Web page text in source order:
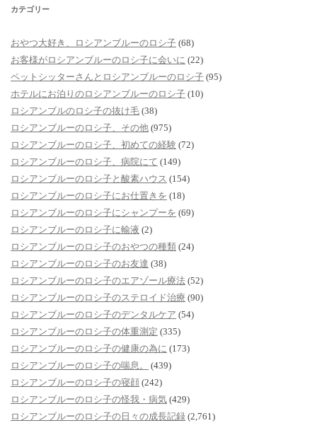
カテゴリー
おやつ大好き、ロシアンブルーのロシ子 (68)
お客様がロシアンブルーのロシ子に会いに (22)
ペットシッターさんとロシアンブルーのロシ子 (95)
ホテルにお泊りのロシアンブルーのロシ子 (10)
ロシアンブルのロシ子の抜け毛 (38)
ロシアンブルーのロシ子、その他 (975)
ロシアンブルーのロシ子、初めての経験 (72)
ロシアンブルーのロシ子、病院にて (149)
ロシアンブルーのロシ子と酸素ハウス (154)
ロシアンブルーのロシ子にお仕置きを (18)
ロシアンブルーのロシ子にシャンプーを (69)
ロシアンブルーのロシ子に輸液 (2)
ロシアンブルーのロシ子のおやつの種類 (24)
ロシアンブルーのロシ子のお友達 (38)
ロシアンブルーのロシ子のエアゾール療法 (52)
ロシアンブルーのロシ子のステロイド治療 (90)
ロシアンブルーのロシ子のデンタルケア (54)
ロシアンブルーのロシ子の体重測定 (335)
ロシアンブルーのロシ子の健康の為に (173)
ロシアンブルーのロシ子の喘息。
(439)
ロシアンブルーのロシ子の寝顔 (242)
ロシアンブルーのロシ子の怪我・病気 (429)
ロシアンブルーのロシ子の日々の成長記録 (2,761)